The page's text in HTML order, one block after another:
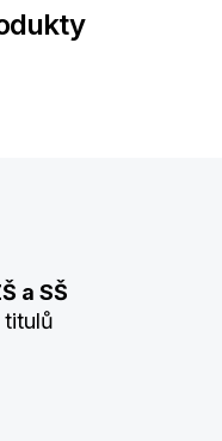
a SŠ
titulů